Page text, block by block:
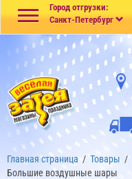
Город отгрузки:
Санкт-Петербург
Главная страница / Товары /
Большие воздушные шары